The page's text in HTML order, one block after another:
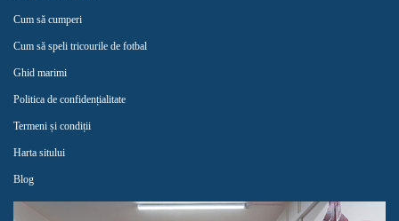
Cum să cumperi
Cum să speli tricourile de fotbal
Ghid marimi
Politica de confidențialitate
Termeni și condiții
Harta sitului
Blog